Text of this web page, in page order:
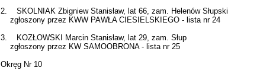
2. SKOLNIAK Zbigniew Stanisław, lat 66, zam. Helenów Słupski
zgłoszony przez KWW PAWŁA CIESIELSKIEGO - lista nr 24
3. KOZŁOWSKI Marcin Stanisław, lat 29, zam. Słup
zgłoszony przez KW SAMOOBRONA - lista nr 25
Okręg Nr 10